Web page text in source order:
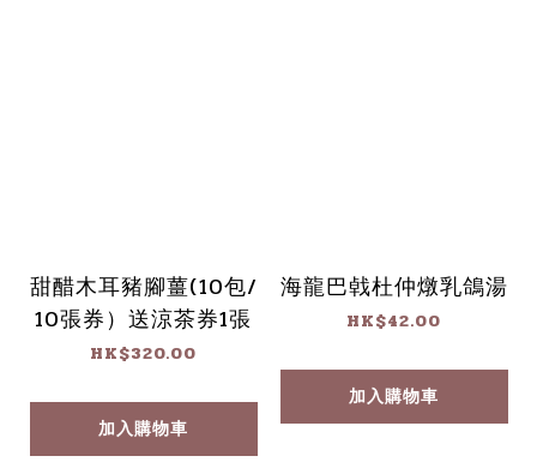
甜醋木耳豬腳薑(10包/
10張券）送涼茶券1張
HK$320.00
加入購物車
海龍巴㦸杜仲燉乳鴿湯
HK$42.00
加入購物車